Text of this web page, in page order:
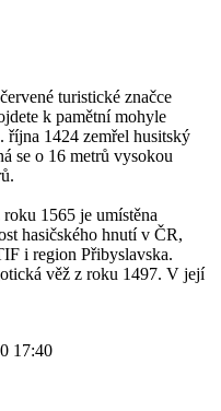
turistické značce
k pamětní mohyle
října 1424 zemřel husitský
se o 16 metrů vysokou
1565 je umístěna
hasičského hnutí v ČR,
i region Přibyslavska.
věž z roku 1497. V její
17:40